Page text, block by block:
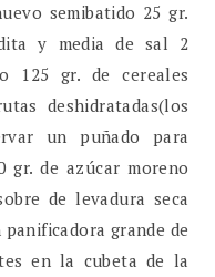
semibatido 25 gr.
y media de sal 2
125 gr. de cereales
deshidratadas(los
un puñado para
gr. de azúcar moreno
de levadura seca
grande de
en la cubeta de la